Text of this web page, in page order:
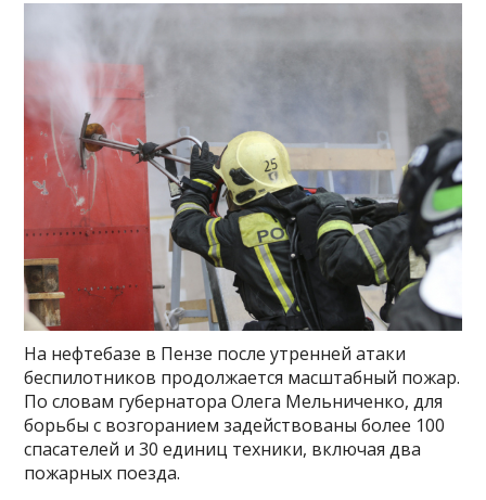
На нефтебазе в Пензе после утренней атаки
беспилотников продолжается масштабный пожар.
По словам губернатора Олега Мельниченко, для
борьбы с возгоранием задействованы более 100
спасателей и 30 единиц техники, включая два
пожарных поезда.